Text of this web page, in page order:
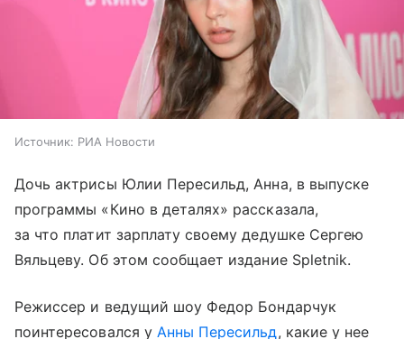
Источник: РИА Новости
Дочь актрисы Юлии Пересильд, Анна, в выпуске
программы «Кино в деталях» рассказала,
за что платит зарплату своему дедушке Сергею
Вяльцеву. Об этом сообщает издание Spletnik.
Режиссер и ведущий шоу Федор Бондарчук
поинтересовался у Анны Пересильд, какие у нее